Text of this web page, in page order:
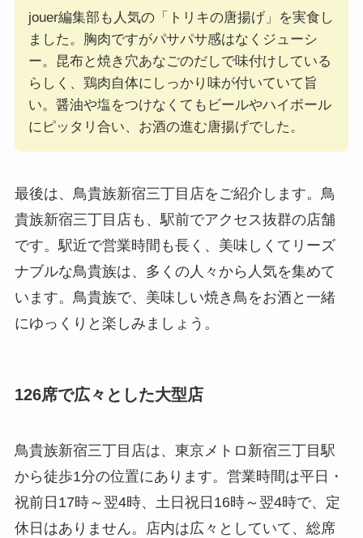
jouer編集部も人気の「トリキの唐揚げ」を実食し
ました。胸肉ですがパサパサ感はなくジューシ
ー。昆布と焼き穴あなごのだしで味付けしている
らしく、鶏肉自体にしっかり味が付いていて旨
い。醤油や塩をつけなくてもビールやハイボール
にピッタリ合い、お酒の進む唐揚げでした。
最後は、鳥貴族新宿三丁目店をご紹介します。鳥
貴族新宿三丁目店も、駅前でアクセス抜群の店舗
です。駅近で営業時間も長く、美味しくてリーズ
ナブルな鳥貴族は、多くの人々から人気を集めて
います。鳥貴族で、美味しい焼き鳥をお酒と一緒
にゆっくりと楽しみましょう。
126席で広々とした大型店
鳥貴族新宿三丁目店は、東京メトロ新宿三丁目駅
から徒歩1分の位置にあります。営業時間は平日・
祝前日17時～翌4時、土日祝日16時～翌4時で、定
休日はありません。店内は広々としていて、総席